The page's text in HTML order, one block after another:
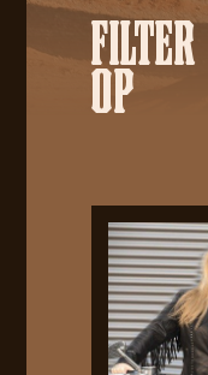
FILTER
OP